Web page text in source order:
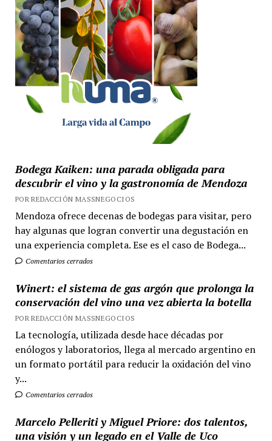
Bodega Kaiken: una parada obligada para
descubrir el vino y la gastronomía de Mendoza
POR REDACCIÓN MASSNEGOCIOS
Mendoza ofrece decenas de bodegas para visitar, pero
hay algunas que logran convertir una degustación en
una experiencia completa. Ese es el caso de Bodega...
Comentarios cerrados
Winert: el sistema de gas argón que prolonga la
conservación del vino una vez abierta la botella
POR REDACCIÓN MASSNEGOCIOS
La tecnología, utilizada desde hace décadas por
enólogos y laboratorios, llega al mercado argentino en
un formato portátil para reducir la oxidación del vino
y...
Comentarios cerrados
Marcelo Pelleriti y Miguel Priore: dos talentos,
una visión y un legado en el Valle de Uco